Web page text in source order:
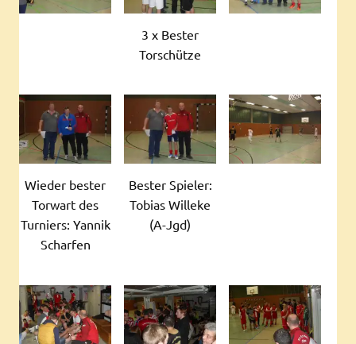
3 x Bester
Torschütze
Wieder bester
Torwart des
Turniers: Yannik
Scharfen
Bester Spieler:
Tobias Willeke
(A-Jgd)